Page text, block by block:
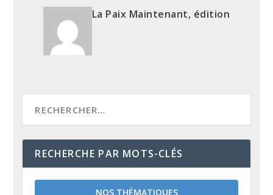
La Paix Maintenant, édition
RECHERCHE PAR MOTS-CLÉS
NOS THÉMATIQUES